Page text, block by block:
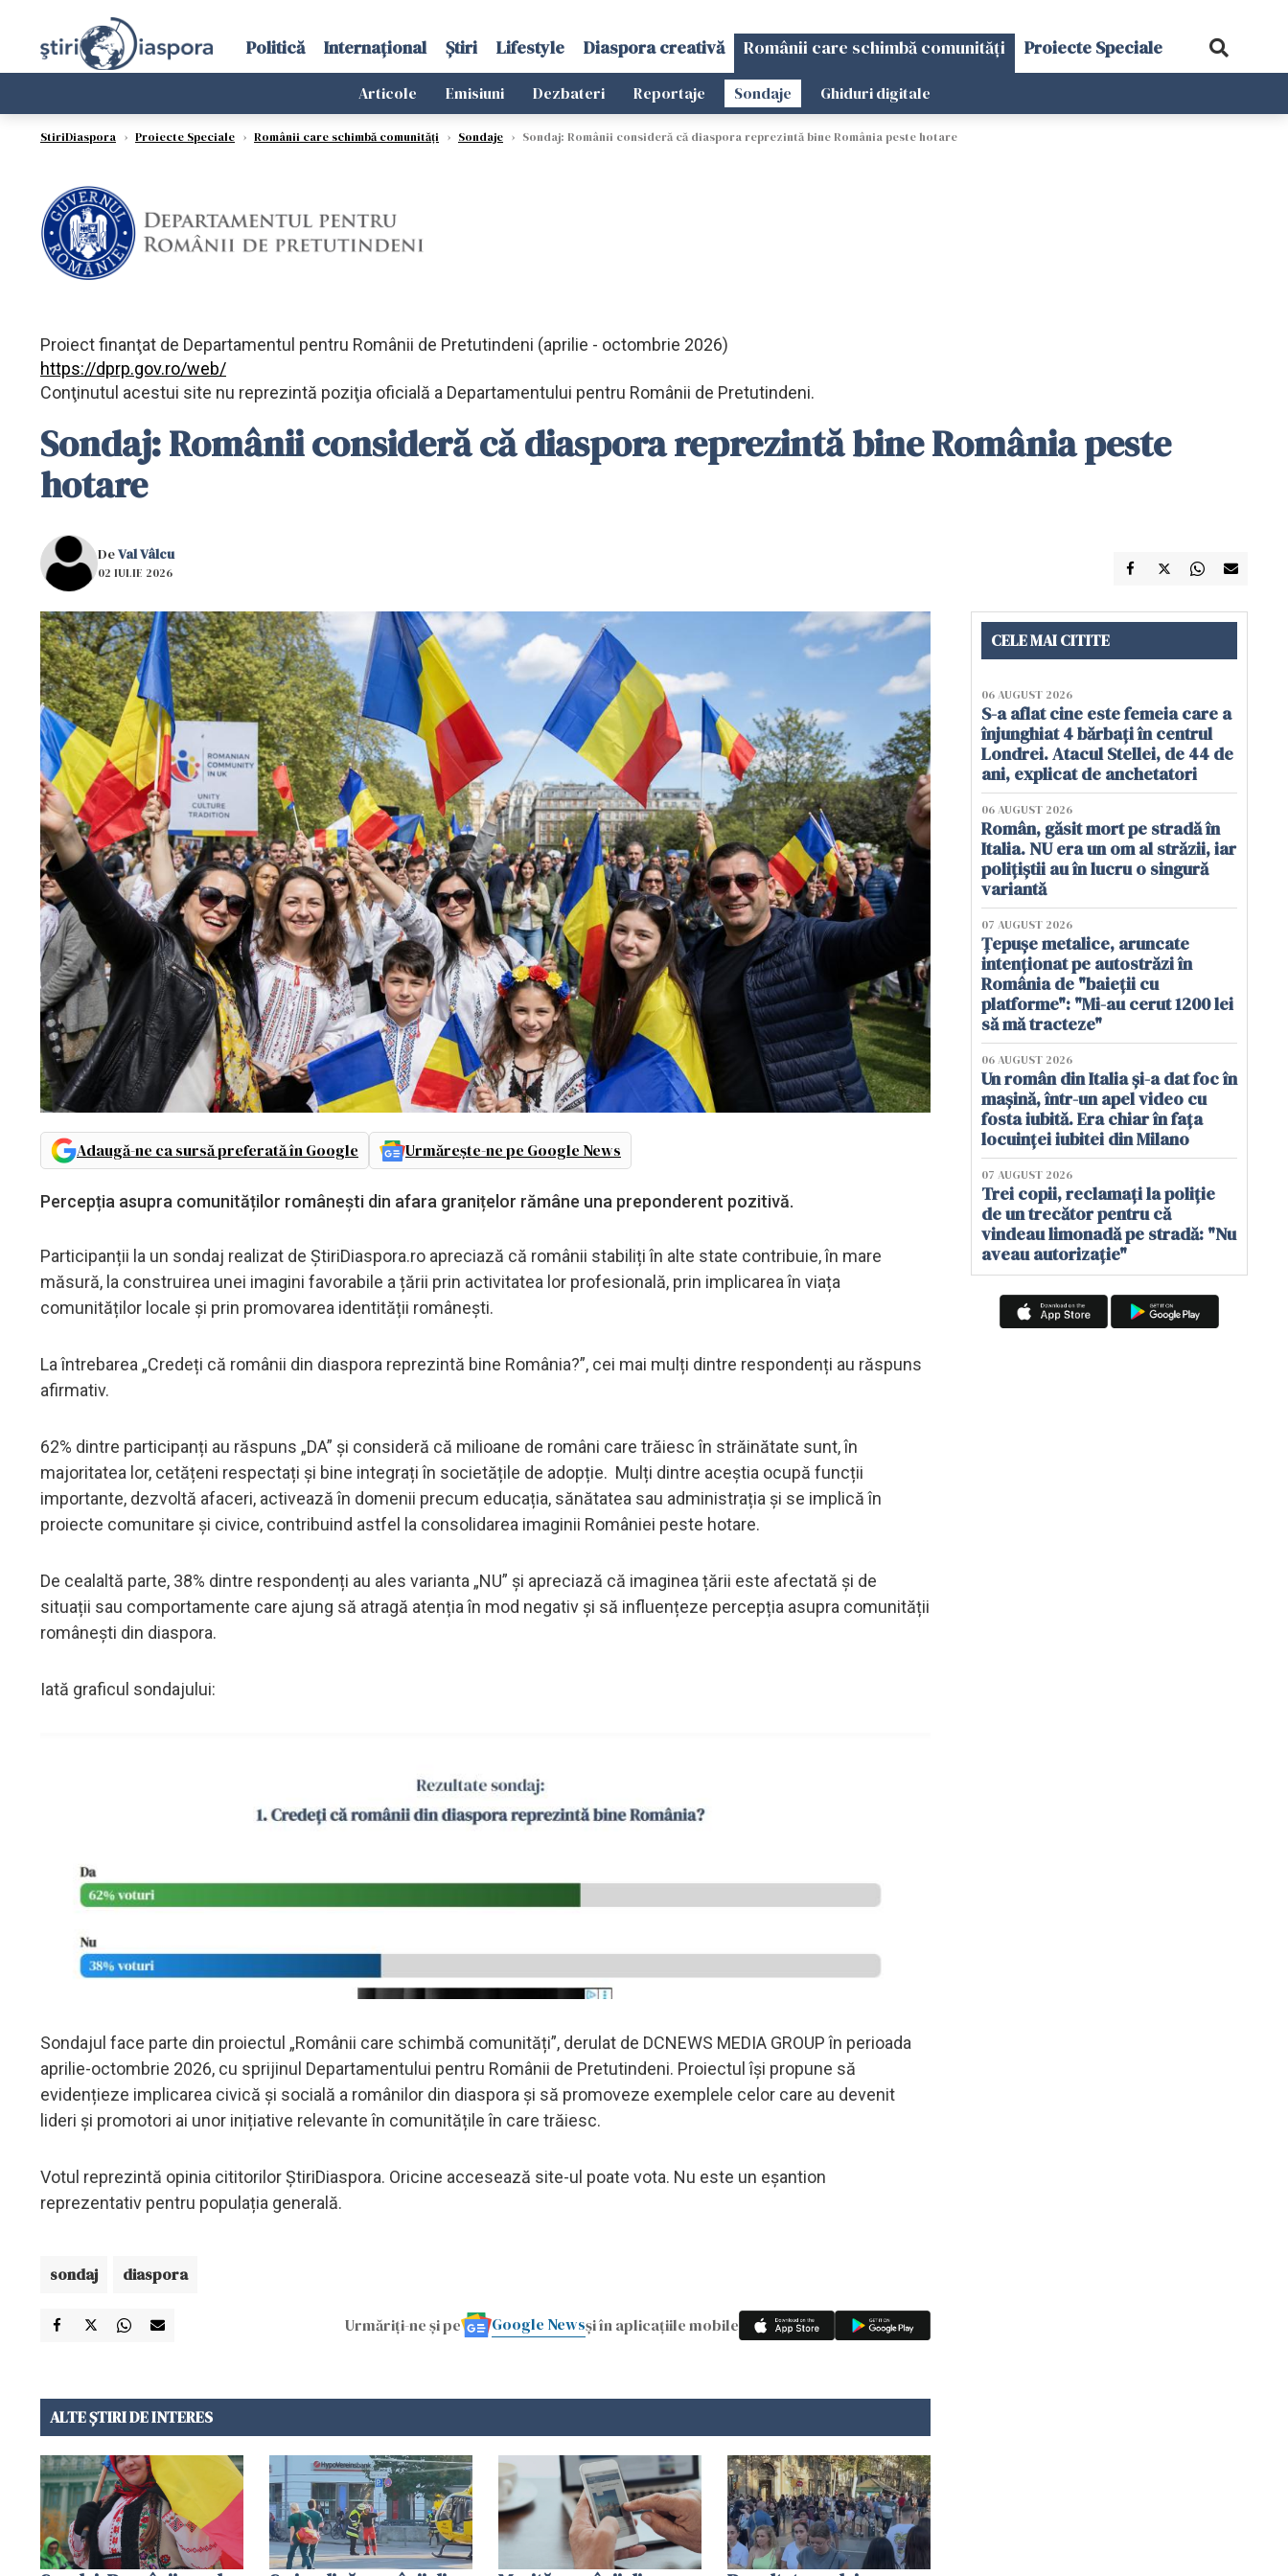
Politică Internațional Știri Lifestyle Diaspora creativă Românii care schimbă comunități Proiecte Speciale
Articole Emisiuni Dezbateri Reportaje Sondaje Ghiduri digitale
StiriDiaspora › Proiecte Speciale › Românii care schimbă comunități › Sondaje › Sondaj: Românii consideră că diaspora reprezintă bine România peste hotare
Proiect finanţat de Departamentul pentru Românii de Pretutindeni (aprilie - octombrie 2026)
https://dprp.gov.ro/web/
Conţinutul acestui site nu reprezintă poziţia oficială a Departamentului pentru Românii de Pretutindeni.
Sondaj: Românii consideră că diaspora reprezintă bine România peste
hotare
DeVal Vâlcu
02 IULIE 2026
Adaugă-ne ca sursă preferată în Google Urmărește-ne pe Google News
Percepția asupra comunităților românești din afara granițelor rămâne una preponderent pozitivă.
Participanții la un sondaj realizat de ȘtiriDiaspora.ro apreciază că românii stabiliți în alte state contribuie, în mare
măsură, la construirea unei imagini favorabile a țării prin activitatea lor profesională, prin implicarea în viața
comunităților locale și prin promovarea identității românești.
La întrebarea „Credeți că românii din diaspora reprezintă bine România?”, cei mai mulți dintre respondenți au răspuns
afirmativ.
62% dintre participanți au răspuns „DA” și consideră că milioane de români care trăiesc în străinătate sunt, în
majoritatea lor, cetățeni respectați și bine integrați în societățile de adopție. Mulți dintre aceștia ocupă funcții
importante, dezvoltă afaceri, activează în domenii precum educația, sănătatea sau administrația și se implică în
proiecte comunitare și civice, contribuind astfel la consolidarea imaginii României peste hotare.
De cealaltă parte, 38% dintre respondenți au ales varianta „NU” și apreciază că imaginea țării este afectată și de
situații sau comportamente care ajung să atragă atenția în mod negativ și să influențeze percepția asupra comunității
românești din diaspora.
Iată graficul sondajului:
Sondajul face parte din proiectul „Românii care schimbă comunități”, derulat de DCNEWS MEDIA GROUP în perioada
aprilie-octombrie 2026, cu sprijinul Departamentului pentru Românii de Pretutindeni. Proiectul își propune să
evidențieze implicarea civică și socială a românilor din diaspora și să promoveze exemplele celor care au devenit
lideri și promotori ai unor inițiative relevante în comunitățile în care trăiesc.
Votul reprezintă opinia cititorilor ȘtiriDiaspora. Oricine accesează site-ul poate vota. Nu este un eșantion
reprezentativ pentru populația generală.
sondaj diaspora
Urmăriți-ne și pe Google Newsși în aplicațiile mobile
ALTE ȘTIRI DE INTERES
CELE MAI CITITE
06 AUGUST 2026
S-a aflat cine este femeia care a
înjunghiat 4 bărbați în centrul
Londrei. Atacul Stellei, de 44 de
ani, explicat de anchetatori
06 AUGUST 2026
Român, găsit mort pe stradă în
Italia. NU era un om al străzii, iar
polițiștii au în lucru o singură
variantă
07 AUGUST 2026
Țepușe metalice, aruncate
intenționat pe autostrăzi în
România de "baieții cu
platforme": "Mi-au cerut 1200 lei
să mă tracteze"
06 AUGUST 2026
Un român din Italia și-a dat foc în
mașină, într-un apel video cu
fosta iubită. Era chiar în fața
locuinței iubitei din Milano
07 AUGUST 2026
Trei copii, reclamați la poliție
de un trecător pentru că
vindeau limonadă pe stradă: "Nu
aveau autorizație"